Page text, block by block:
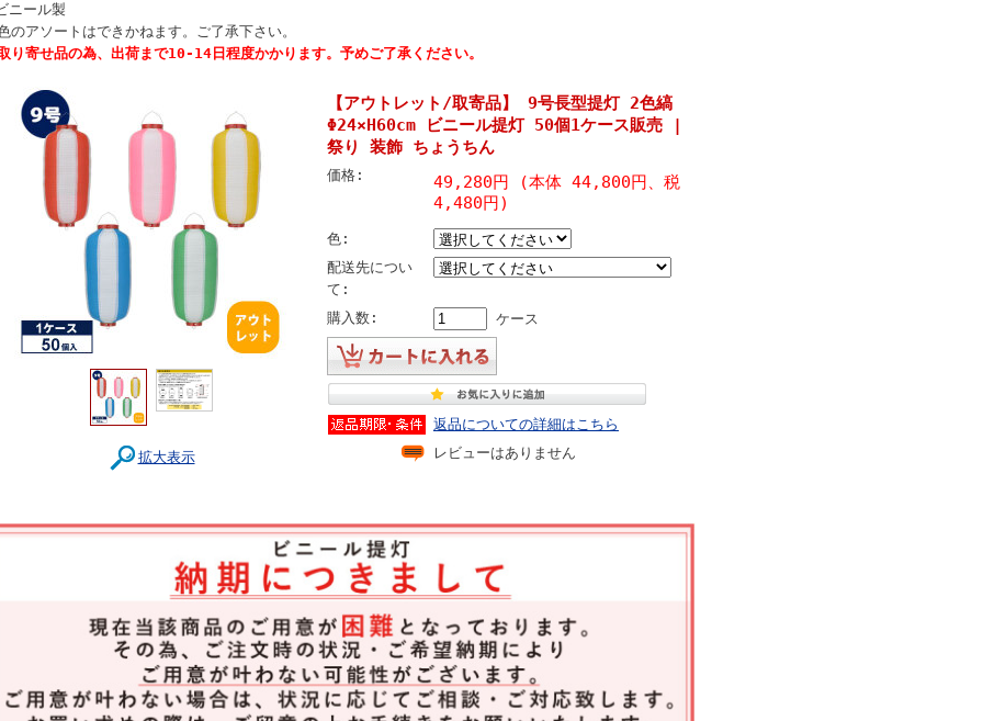
ニール製
のアソートはできかねます。ご了承下さい。
り寄せ品の為、出荷まで10-14日程度かかります。予めご了承ください。
拡大表示
【アウトレット/取寄品】 9号長型提灯 2色縞
Φ24×H60cm ビニール提灯 50個1ケース販売 |
祭り 装飾 ちょうちん
価格:
49,280円 (本体 44,800円、税
4,480円)
色:
配送先につい
て:
購入数:
ケース
返品についての詳細はこちら
レビューはありません